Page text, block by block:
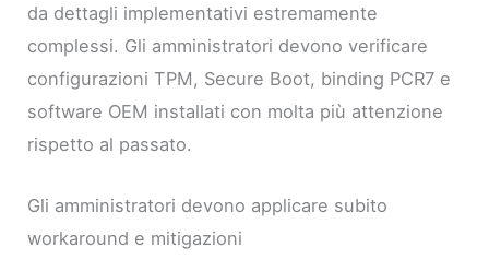
da dettagli implementativi estremamente
complessi. Gli amministratori devono verificare
configurazioni TPM, Secure Boot, binding PCR7 e
software OEM installati con molta più attenzione
rispetto al passato.
Gli amministratori devono applicare subito
workaround e mitigazioni